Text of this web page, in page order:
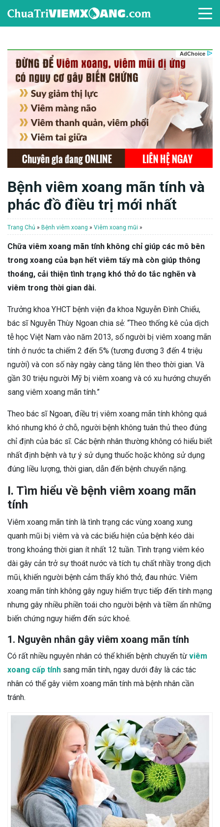
Bệnh viêm xoang mãn tính và
phác đồ điều trị mới nhất
Trang Chủ » Bệnh viêm xoang » Viêm xoang mũi »
Chữa viêm xoang mãn tính không chỉ giúp các mô bên
trong xoang của bạn hết viêm tấy mà còn giúp thông
thoáng, cải thiện tình trạng khó thở do tắc nghẽn và
viêm trong thời gian dài.
Trưởng khoa YHCT bệnh viện đa khoa Nguyễn Đình Chiểu,
bác sĩ Nguyễn Thùy Ngoan chia sẻ: “Theo thống kê của dịch
tễ học Việt Nam vào năm 2013, số người bị viêm xoang mãn
tính ở nước ta chiếm 2 đến 5% (tương đương 3 đến 4 triệu
người) và con số này ngày càng tăng lên theo thời gian. Và
gần 30 triệu người Mỹ bị viêm xoang và có xu hướng chuyển
sang viêm xoang mãn tính.”
Theo bác sĩ Ngoan, điều trị viêm xoang mãn tính không quá
khó nhưng khó ở chỗ, người bệnh không tuân thủ theo đúng
chỉ định của bác sĩ. Các bệnh nhân thường không có hiểu biết
nhất định bệnh và tự ý sử dụng thuốc hoặc không sử dụng
đúng liều lượng, thời gian, dẫn đến bệnh chuyển nặng.
I. Tìm hiểu về bệnh viêm xoang mãn
tính
Viêm xoang mãn tính là tình trạng các vùng xoang xung
quanh mũi bị viêm và và các biểu hiện của bệnh kéo dài
trong khoảng thời gian ít nhất 12 tuần. Tình trạng viêm kéo
dài gây cản trở sự thoát nước và tích tụ chất nhầy trong dịch
mũi, khiến người bệnh cảm thấy khó thở, đau nhức. Viêm
xoang mãn tính không gây nguy hiểm trực tiếp đến tính mạng
nhưng gây nhiều phiền toái cho người bệnh và tiềm ẩn những
biến chứng nguy hiểm đến sức khoẻ.
1. Nguyên nhân gây viêm xoang mãn tính
Có rất nhiều nguyên nhân có thể khiến bệnh chuyển từ viêm
xoang cấp tính sang mãn tính, ngay dưới đây là các tác
nhân có thể gây viêm xoang mãn tính mà bệnh nhân cần
tránh.